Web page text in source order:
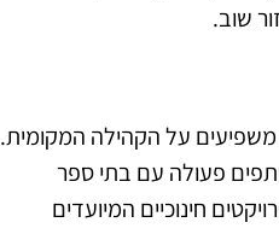
שוב.
משפיעים על הקהילה המקומית.
פעולה עם בתי ספר
חינוכיים המיועדים